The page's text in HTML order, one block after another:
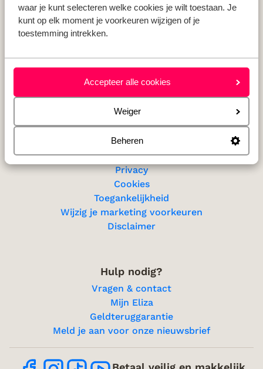
waar je kunt selecteren welke cookies je wilt toestaan. Je
kunt op elk moment je voorkeuren wijzigen of je
toestemming intrekken.
Accepteer alle cookies
Weiger
Beheren
Verantwoord op vakantie
Vacatures
Sitemap
Privacy & cookies
Privacy
Cookies
Toegankelijkheid
Wijzig je marketing voorkeuren
Disclaimer
Hulp nodig?
Vragen & contact
Mijn Eliza
Geldteruggarantie
Meld je aan voor onze nieuwsbrief